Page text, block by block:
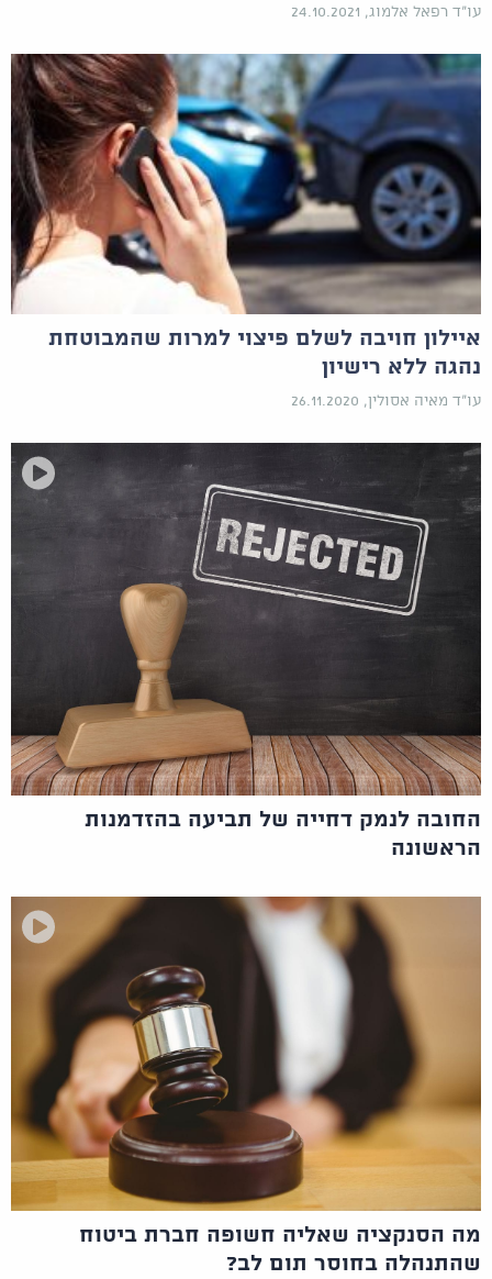
עו"ד רפאל אלמוג, 24.10.2021
איילון חויבה לשלם פיצוי למרות שהמבוטחת
נהגה ללא רישיון
עו"ד מאיה אסולין, 26.11.2020
החובה לנמק דחייה של תביעה בהזדמנות
הראשונה
מה הסנקציה שאליה חשופה חברת ביטוח
שהתנהלה בחוסר תום לב?